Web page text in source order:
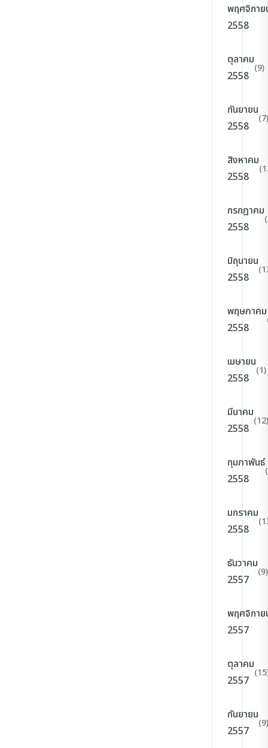
พฤศจิกาย
2558
ตุลาคม
2558
(9)
กันยายน
2558
(7)
สิงหาคม
2558
กรกฎาคม
2558
มิถุนายน
2558
พฤษภาคม
2558
เมษายน
2558
(1)
มีนาคม
2558
(12)
กุมภาพันธ์
2558
มกราคม
2558
ธันวาคม
2557
(9)
พฤศจิกาย
2557
ตุลาคม
2557
กันยายน
2557
(9)